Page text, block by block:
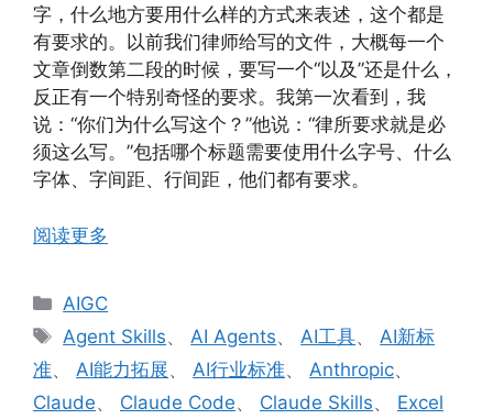
字，什么地方要用什么样的方式来表述，这个都是
有要求的。以前我们律师给写的文件，大概每一个
文章倒数第二段的时候，要写一个“以及”还是什么，
反正有一个特别奇怪的要求。我第一次看到，我
说：“你们为什么写这个？”他说：“律所要求就是必
须这么写。”包括哪个标题需要使用什么字号、什么
字体、字间距、行间距，他们都有要求。
阅读更多
分
类
AIGC
标
签
Agent Skills、 AI Agents、 AI工具、 AI新标
准、 AI能力拓展、 AI行业标准、 Anthropic、
Claude、 Claude Code、 Claude Skills、 Excel